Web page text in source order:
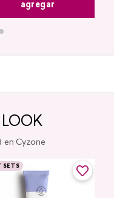
agregar
en Cyzone
SETS